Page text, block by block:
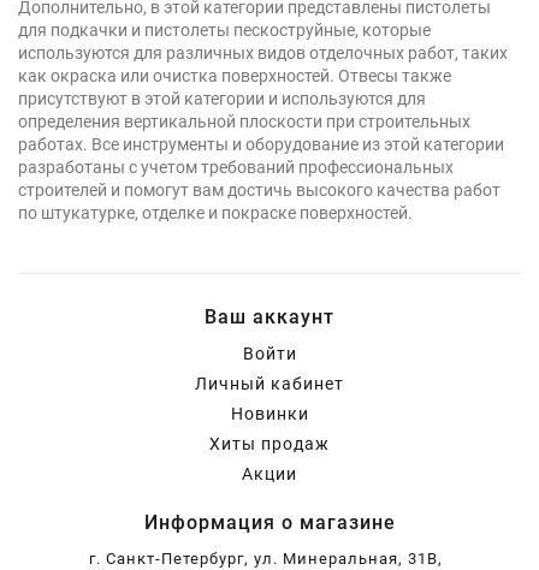
Дополнительно, в этой категории представлены пистолеты
для подкачки и пистолеты пескоструйные, которые
используются для различных видов отделочных работ, таких
как окраска или очистка поверхностей. Отвесы также
присутствуют в этой категории и используются для
определения вертикальной плоскости при строительных
работах. Все инструменты и оборудование из этой категории
разработаны с учетом требований профессиональных
строителей и помогут вам достичь высокого качества работ
по штукатурке, отделке и покраске поверхностей.
Ваш аккаунт
Войти
Личный кабинет
Новинки
Хиты продаж
Акции
Информация о магазине
г. Санкт-Петербург, ул. Минеральная, 31В,